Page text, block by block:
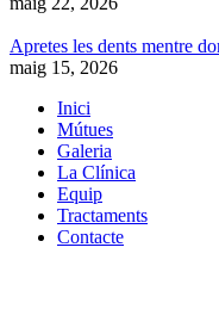
Apretes les dents mentre
maig 15, 2026
Inici
Mútues
Galeria
La Clínica
Equip
Tractaments
Contacte